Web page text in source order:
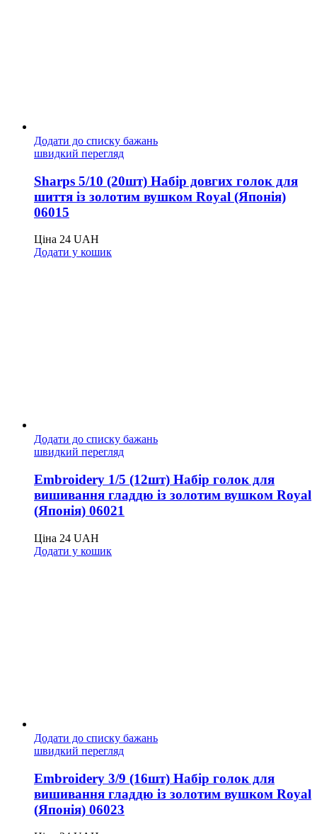
Додати до списку бажань
швидкий перегляд
Sharps 5/10 (20шт) Набір довгих голок для
шиття із золотим вушком Royal (Японія)
06015
Ціна 24 UAH
Додати у кошик
Додати до списку бажань
швидкий перегляд
Embroidery 1/5 (12шт) Набір голок для
вишивання гладдю із золотим вушком Royal
(Японія) 06021
Ціна 24 UAH
Додати у кошик
Додати до списку бажань
швидкий перегляд
Embroidery 3/9 (16шт) Набір голок для
вишивання гладдю із золотим вушком Royal
(Японія) 06023